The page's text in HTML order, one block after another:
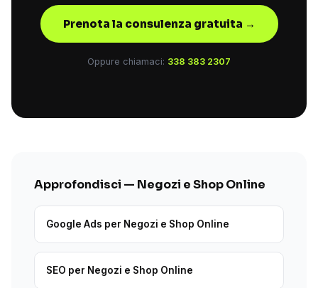
Prenota la consulenza gratuita →
Oppure chiamaci: 338 383 2307
Approfondisci — Negozi e Shop Online
Google Ads per Negozi e Shop Online
SEO per Negozi e Shop Online